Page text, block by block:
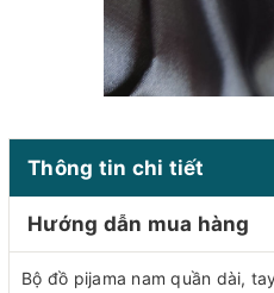
Thông tin chi tiết
Hướng dẫn mua hàng
Bộ đồ pijama nam quần dài,